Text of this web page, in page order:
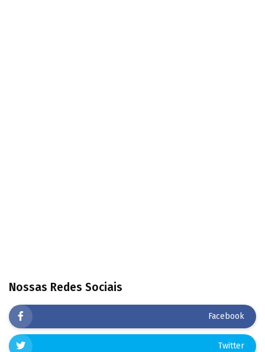
Nossas Redes Sociais
Facebook
Twitter